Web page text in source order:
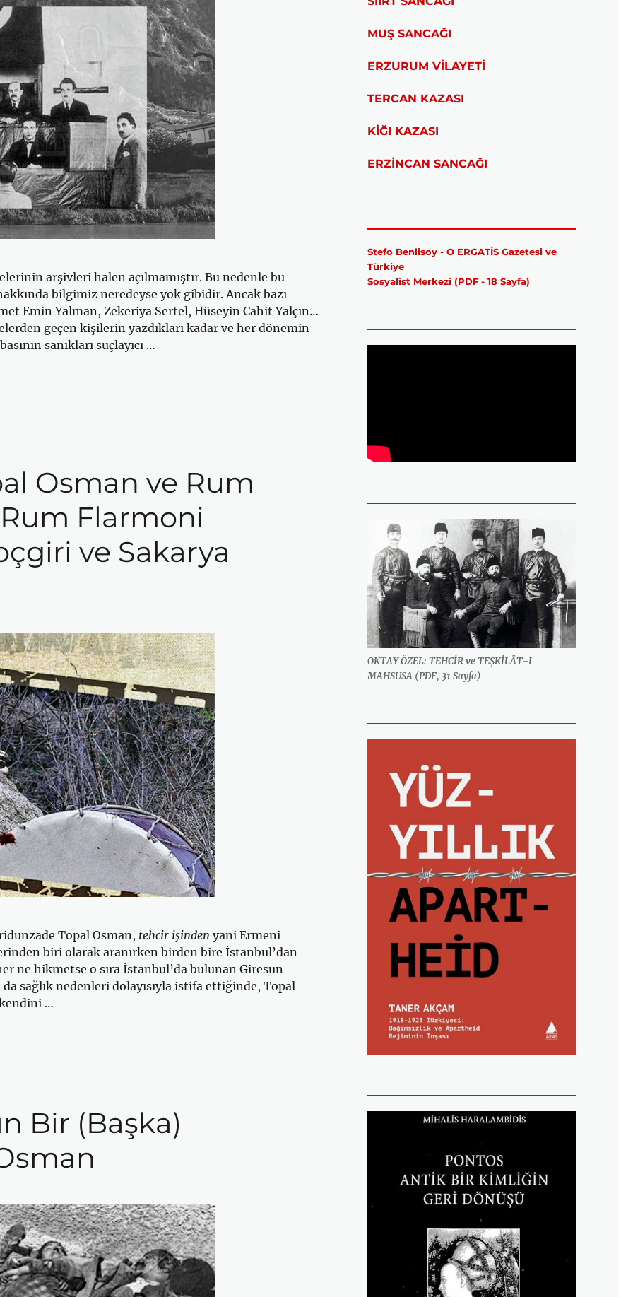
arşivleri halen açılmamıştır. Bu nedenle bu
bilgimiz neredeyse yok gibidir. Ancak bazı
Emin Yalman, Zekeriya Sertel, Hüseyin Cahit Yalçın…
geçen kişilerin yazdıkları kadar ve her dönemin
sanıkları suçlayıcı …
Osman ve Rum
Flarmoni
ve Sakarya
Topal Osman, tehcir işinden yani Ermeni
biri olarak aranırken birden bire İstanbul’dan
ne hikmetse o sıra İstanbul’da bulunan Giresun
da sağlık nedenleri dolayısıyla istifa ettiğinde, Topal
…
Bir (Başka)
MUŞ SANCAĞI
ERZURUM VİLAYETİ
TERCAN KAZASI
KİĞI KAZASI
ERZİNCAN SANCAĞI
Stefo Benlisoy - O ERGATİS Gazetesi ve
Türkiye
Sosyalist Merkezi (PDF - 18 Sayfa)
OKTAY ÖZEL: TEHCİR ve TEŞKİLÂT-I
MAHSUSA (PDF, 31 Sayfa)